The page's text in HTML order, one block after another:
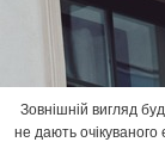
Зовнішній вигляд
не дають